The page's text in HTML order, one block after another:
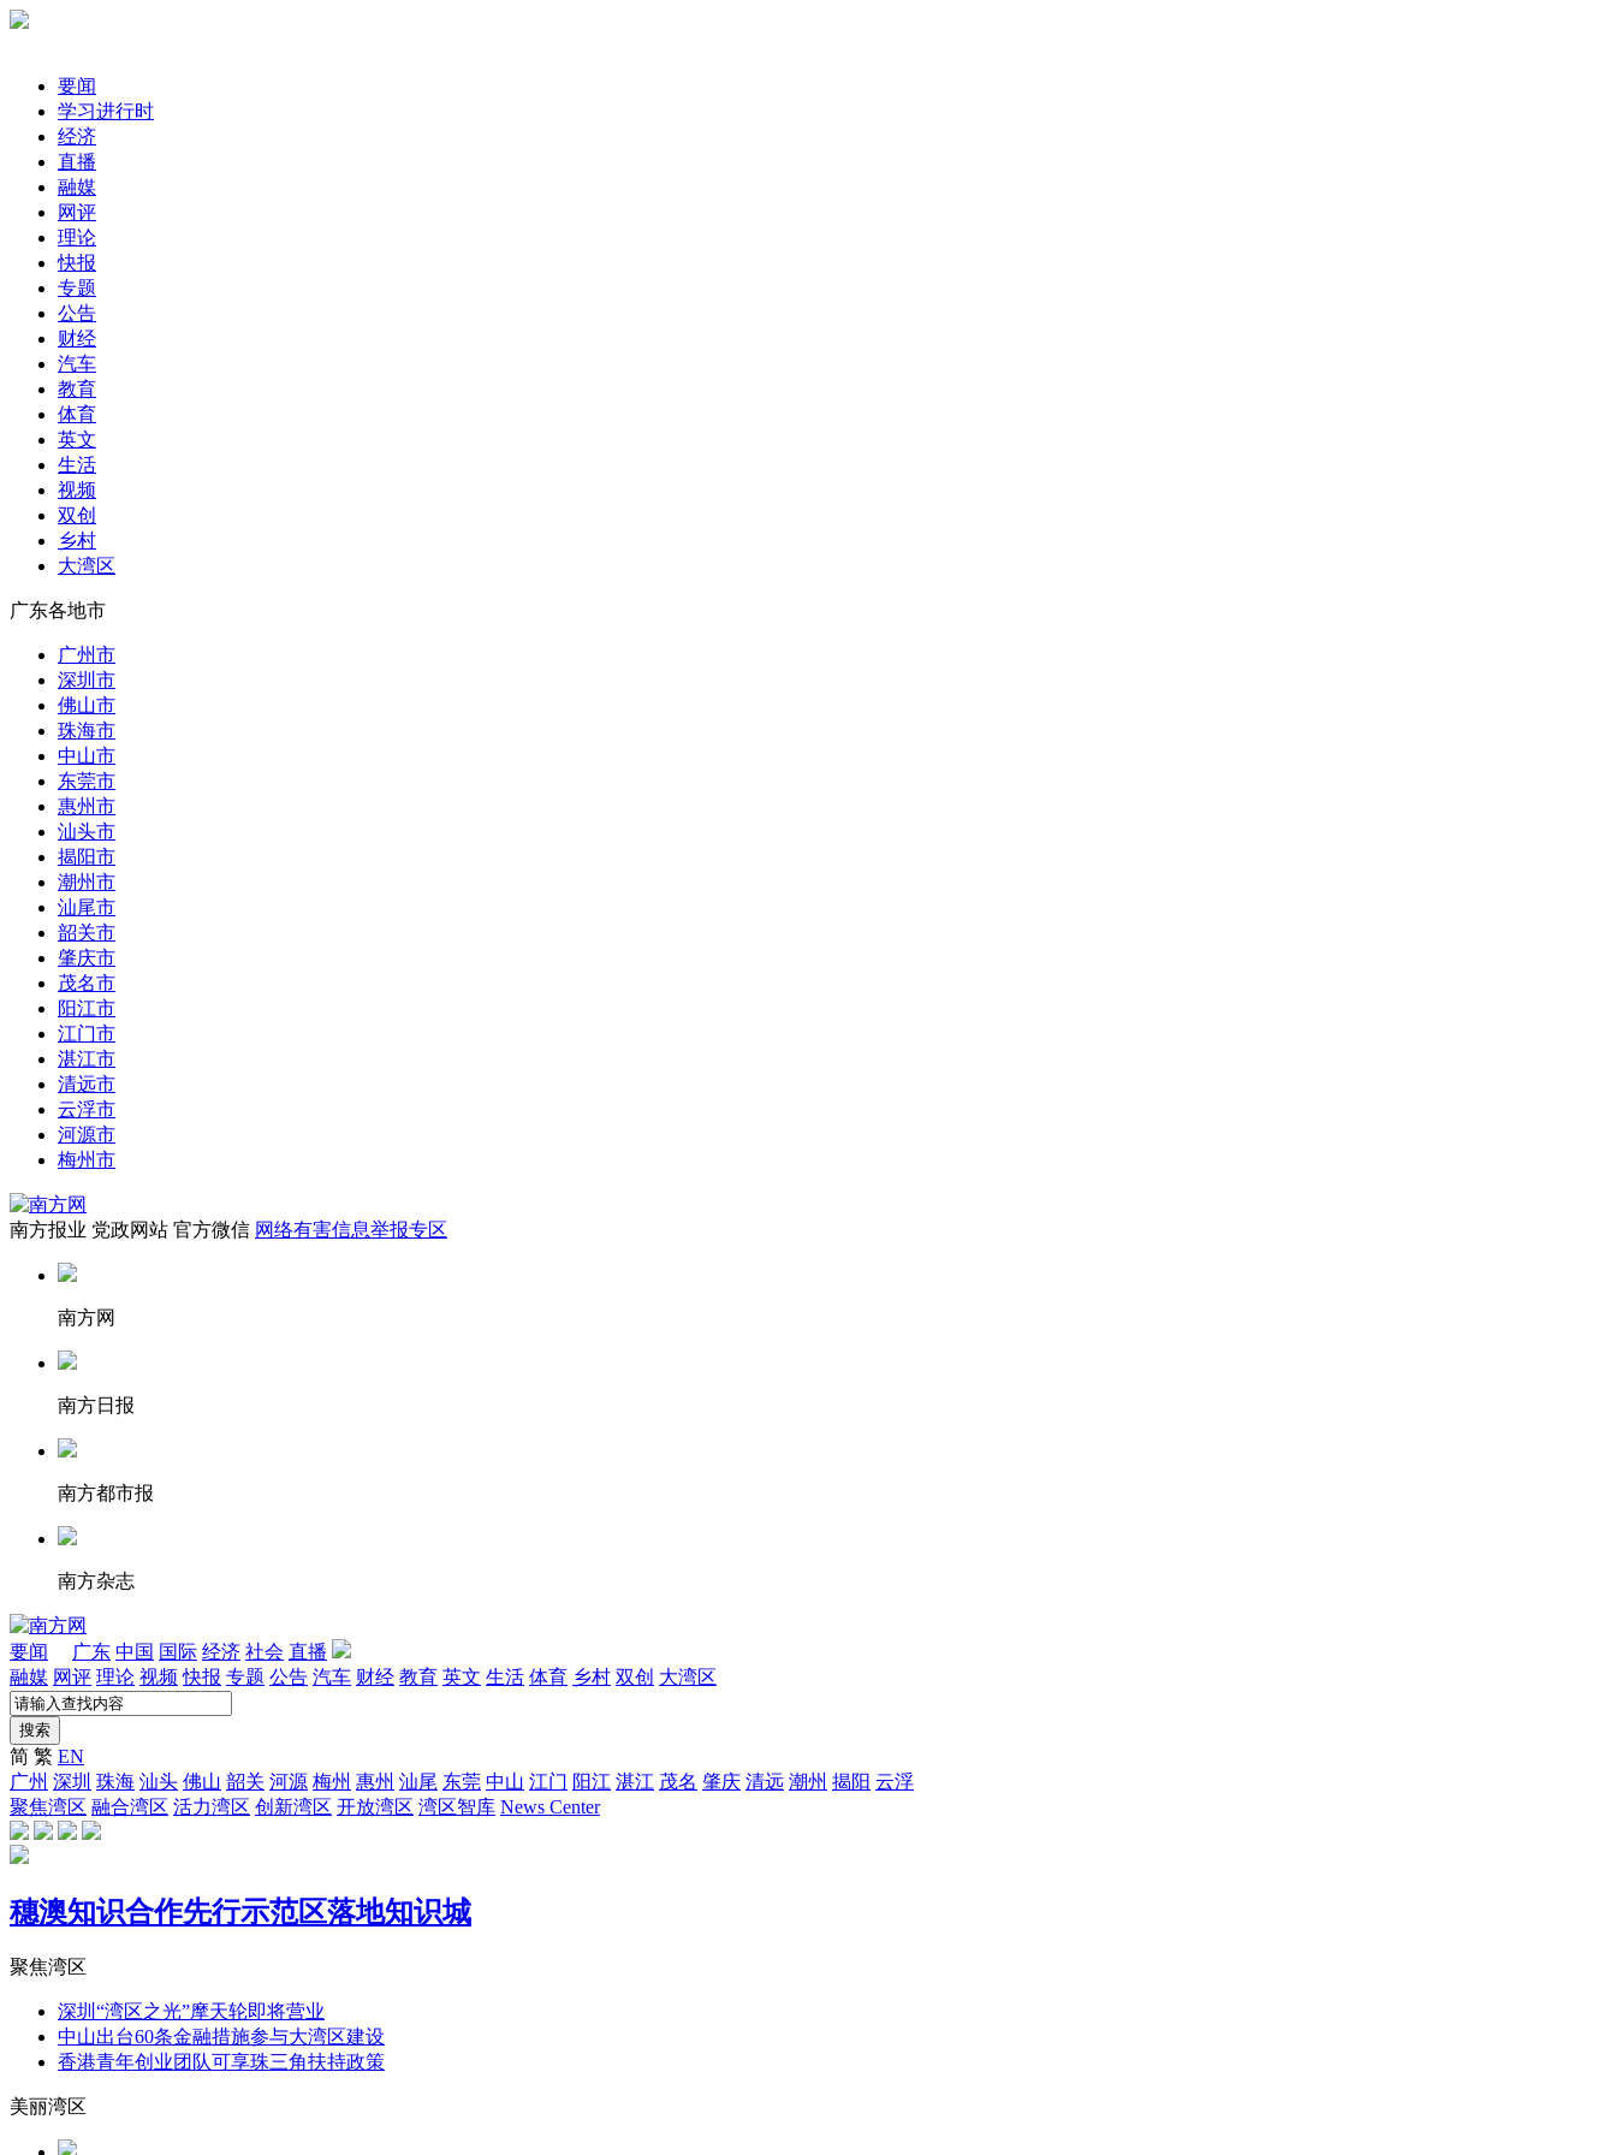
要闻
学习进行时
经济
直播
融媒
网评
理论
快报
专题
公告
财经
汽车
教育
体育
英文
生活
视频
双创
乡村
大湾区
广东各地市
广州市
深圳市
佛山市
珠海市
中山市
东莞市
惠州市
汕头市
揭阳市
潮州市
汕尾市
韶关市
肇庆市
茂名市
阳江市
江门市
湛江市
清远市
云浮市
河源市
梅州市
南方报业 党政网站 官方微信 网络有害信息举报专区
南方网
南方日报
南方都市报
南方杂志
要闻 广东 中国 国际 经济 社会 直播
融媒 网评 理论 视频 快报 专题 公告 汽车 财经 教育 英文 生活 体育 乡村 双创 大湾区
搜索
简 繁 EN
广州 深圳 珠海 汕头 佛山 韶关 河源 梅州 惠州 汕尾 东莞 中山 江门 阳江 湛江 茂名 肇庆 清远 潮州 揭阳 云浮
聚焦湾区 融合湾区 活力湾区 创新湾区 开放湾区 湾区智库 News Center
穗澳知识合作先行示范区落地知识城
聚焦湾区
深圳“湾区之光”摩天轮即将营业
中山出台60条金融措施参与大湾区建设
香港青年创业团队可享珠三角扶持政策
美丽湾区